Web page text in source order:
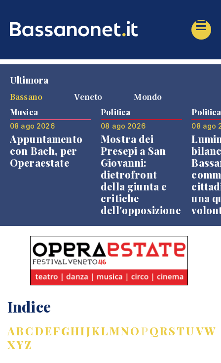
Ultimora
Bassano
Veneto Mondo
Musica
08 ago 2026
Appuntamento
con Bach, per
Operaestate
Politica
08 ago 2026
Mostra dei
Presepi a San
Giovanni:
dietrofront
della giunta e
critiche
dell'opposizione
Politica
08 ago
una
Indice
ABCDEFGHIJKLMNOPQRSTUVW
XYZ